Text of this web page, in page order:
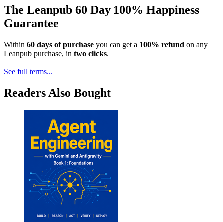
The Leanpub 60 Day 100% Happiness
Guarantee
Within 60 days of purchase you can get a 100% refund on any
Leanpub purchase, in two clicks.
See full terms...
Readers Also Bought